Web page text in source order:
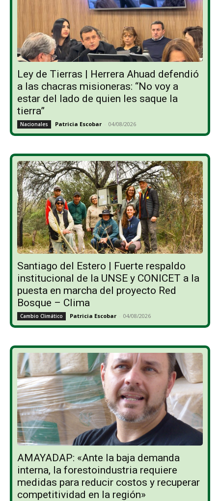
Ley de Tierras | Herrera Ahuad defendió
a las chacras misioneras: “No voy a
estar del lado de quien les saque la
tierra”
Nacionales Patricia Escobar - 04/08/2026
Santiago del Estero | Fuerte respaldo
institucional de la UNSE y CONICET a la
puesta en marcha del proyecto Red
Bosque – Clima
Cambio Climático Patricia Escobar - 04/08/2026
AMAYADAP: «Ante la baja demanda
interna, la forestoindustria requiere
medidas para reducir costos y recuperar
competitividad en la región»